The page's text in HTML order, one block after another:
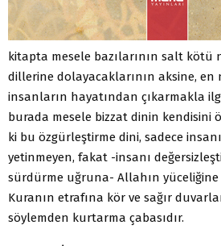
kitapta mesele bazılarının salt kötü
dillerine dolayacaklarının aksine, en
insanların hayatından çıkarmakla
burada mesele bizzat dinin kendisini
ki bu özgürleştirme dini, sadece
yetinmeyen, fakat -insanı
sürdürme uğruna- Allahın
Kuranın etrafına kör ve sağır
söylemden kurtarma çabasıdır.